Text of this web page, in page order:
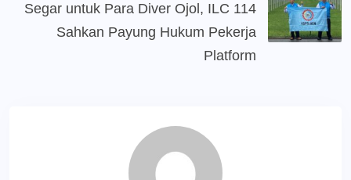
Segar untuk Para Diver Ojol, ILC 114
Sahkan Payung Hukum Pekerja
Platform